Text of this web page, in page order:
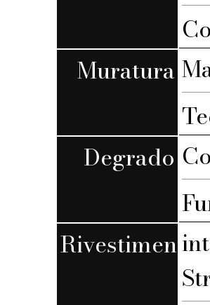
Muratura
Degrado
Rivestimento